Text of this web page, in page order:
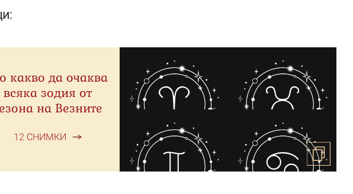
какво да очаква
всяка зодия от
на Везните
12 СНИМКИ